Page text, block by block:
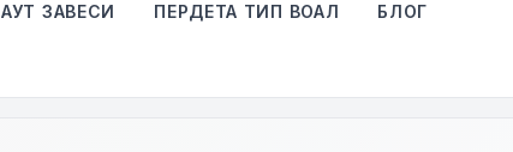
ЗАВЕСИ ПЕРДЕТА ТИП ВОАЛ БЛОГ